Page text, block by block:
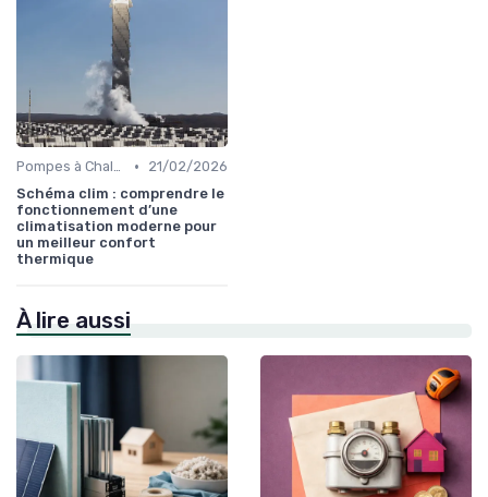
Pompes à Chaleur et Géothermie •
21/02/2026
Schéma clim : comprendre le
fonctionnement d’une
climatisation moderne pour
un meilleur confort
thermique
À lire aussi